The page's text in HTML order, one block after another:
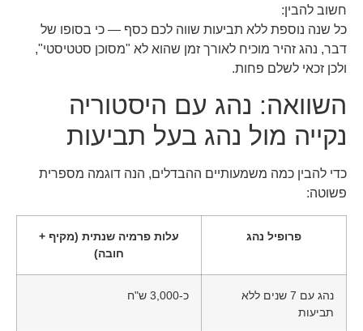
חשוב להבין:
כל שנה נוספת ללא תביעות שווה לכם כסף — כי בסופו של
דבר, נהג זהיר מוכיח לאורך זמן שהוא לא "מסוכן סטטיסטי",
ולכן זכאי לשלם פחות.
השוואה: נהג עם היסטוריה
נקייה מול נהג בעל תביעות
כדי להבין כמה משמעותיים ההבדלים, הנה דוגמה מספרית
פשוטה:
פרופיל נהג
עלות פרמיה שנתית (מקיף +
חובה)
נהג עם 7 שנים ללא
תביעות
כ-3,000 ש"ח